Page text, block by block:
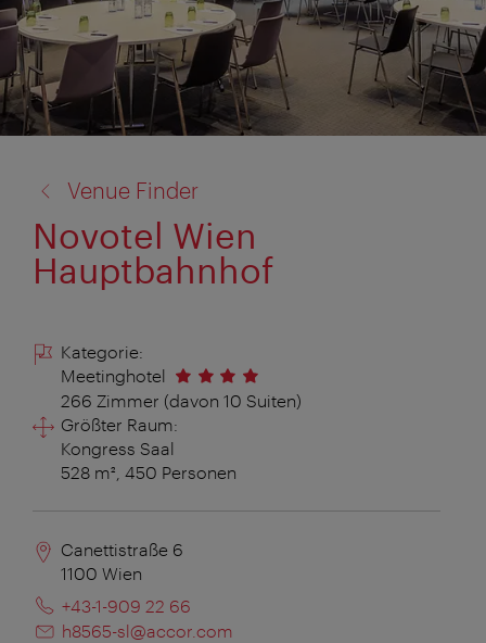
zu:
Venue Finder
Novotel Wien
Hauptbahnhof
Kategorie:
Meetinghotel
266 Zimmer (davon 10 Suiten)
Größter Raum:
Kongress Saal
528 m², 450 Personen
Canettistraße 6
1100 Wien
+43-1-909 22 66
h8565-sl@accor.com